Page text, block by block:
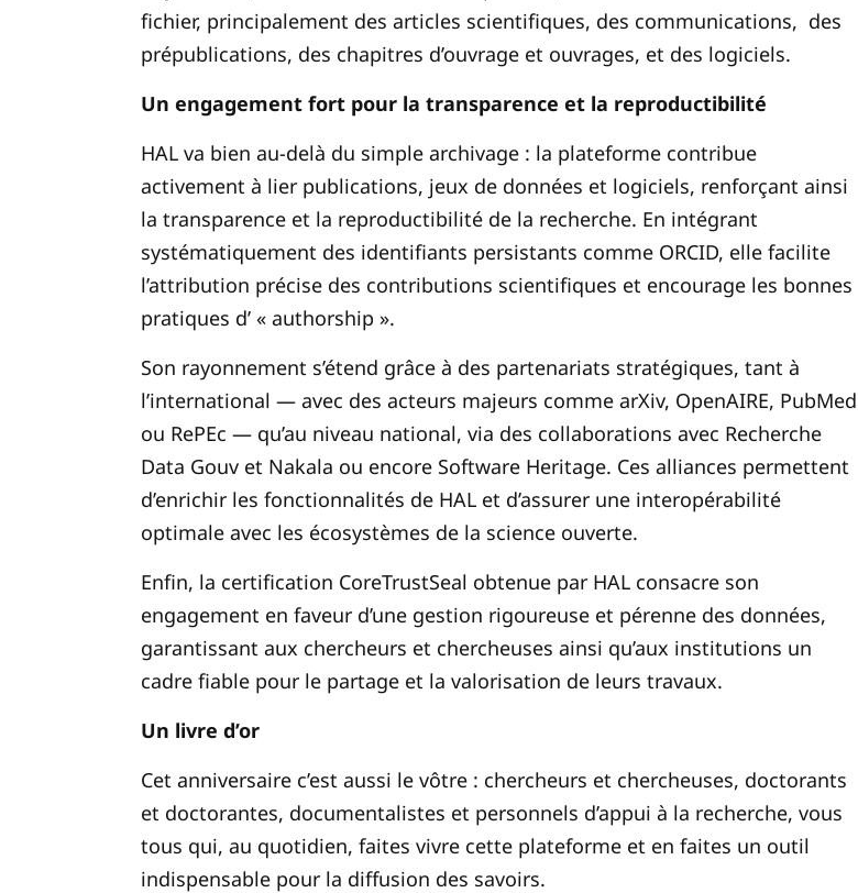
fichier, principalement des articles scientifiques, des communications, des
prépublications, des chapitres d’ouvrage et ouvrages, et des logiciels.
Un engagement fort pour la transparence et la reproductibilité
HAL va bien au-delà du simple archivage : la plateforme contribue
activement à lier publications, jeux de données et logiciels, renforçant ainsi
la transparence et la reproductibilité de la recherche. En intégrant
systématiquement des identifiants persistants comme ORCID, elle facilite
l’attribution précise des contributions scientifiques et encourage les bonnes
pratiques d’ « authorship ».
Son rayonnement s’étend grâce à des partenariats stratégiques, tant à
l’international — avec des acteurs majeurs comme arXiv, OpenAIRE, PubMed
ou RePEc — qu’au niveau national, via des collaborations avec Recherche
Data Gouv et Nakala ou encore Software Heritage. Ces alliances permettent
d’enrichir les fonctionnalités de HAL et d’assurer une interopérabilité
optimale avec les écosystèmes de la science ouverte.
Enfin, la certification CoreTrustSeal obtenue par HAL consacre son
engagement en faveur d’une gestion rigoureuse et pérenne des données,
garantissant aux chercheurs et chercheuses ainsi qu’aux institutions un
cadre fiable pour le partage et la valorisation de leurs travaux.
Un livre d’or
Cet anniversaire c’est aussi le vôtre : chercheurs et chercheuses, doctorants
et doctorantes, documentalistes et personnels d’appui à la recherche, vous
tous qui, au quotidien, faites vivre cette plateforme et en faites un outil
indispensable pour la diffusion des savoirs.